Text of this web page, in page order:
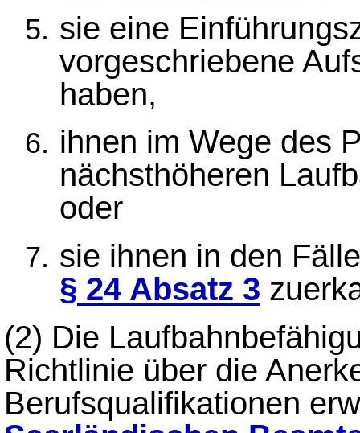
sie eine
vorgeschriebene
haben,
ihnen im Wege des
nächsthöheren
oder
sie ihnen in den
§ 24 Absatz 3
(2) Die
Richtlinie über die
Berufsqualifikationen